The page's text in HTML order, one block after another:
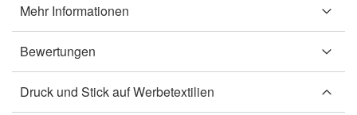
Mehr Informationen
Bewertungen
Druck und Stick auf Werbetextilien